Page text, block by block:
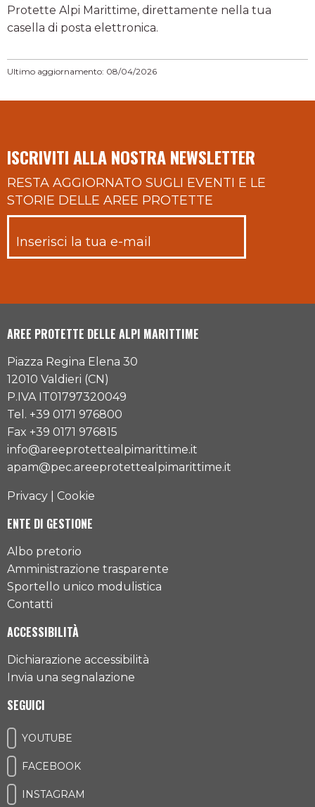
Protette Alpi Marittime, direttamente nella tua
casella di posta elettronica.
Ultimo aggiornamento: 08/04/2026
ISCRIVITI ALLA NOSTRA NEWSLETTER
RESTA AGGIORNATO SUGLI EVENTI E LE
STORIE DELLE AREE PROTETTE
AREE PROTETTE DELLE ALPI MARITTIME
Piazza Regina Elena 30
12010 Valdieri (CN)
P.IVA IT01797320049
Tel. +39 0171 976800
Fax +39 0171 976815
info@areeprotettealpimarittime.it
apam@pec.areeprotettealpimarittime.it
Privacy Cookie
ENTE DI GESTIONE
Albo pretorio
Amministrazione trasparente
Sportello unico modulistica
Contatti
ACCESSIBILITÀ
Dichiarazione accessibilità
Invia una segnalazione
SEGUICI
YOUTUBE
FACEBOOK
INSTAGRAM